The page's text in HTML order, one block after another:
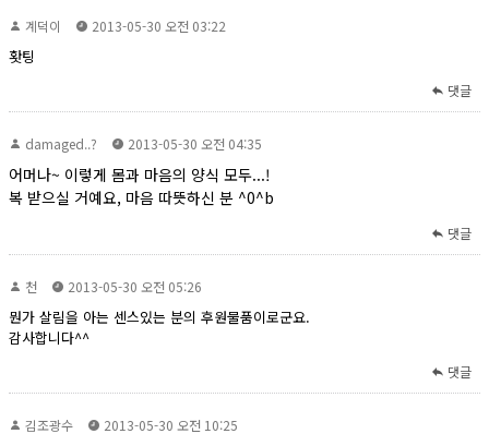
계덕이 2013-05-30 오전 03:22
홧팅
댓글
damaged..? 2013-05-30 오전 04:35
어머나~ 이렇게 몸과 마음의 양식 모두...!
복 받으실 거예요, 마음 따뜻하신 분 ^0^b
댓글
천 2013-05-30 오전 05:26
뭔가 살림을 아는 센스있는 분의 후원물품이로군요.
감사합니다^^
댓글
김조광수 2013-05-30 오전 10:25